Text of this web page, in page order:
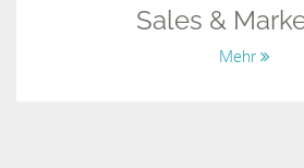
Sales &
Mehr